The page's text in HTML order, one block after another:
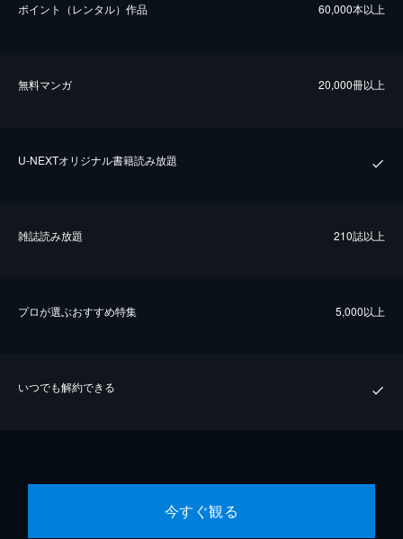
ポイント（レンタル）作品 60,000本以上
無料マンガ 20,000冊以上
U-NEXTオリジナル書籍読み放題
雑誌読み放題 210誌以上
プロが選ぶおすすめ特集 5,000以上
いつでも解約できる
今すぐ観る